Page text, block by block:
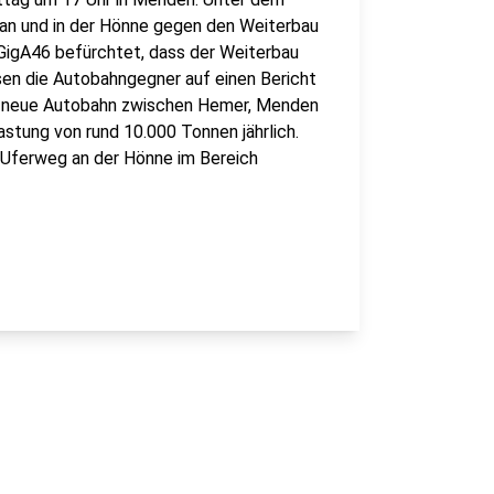
und in der Hönne gegen den Weiterbau
befürchtet, dass der Weiterbau
die Autobahngegner auf einen Bericht
Autobahn zwischen Hemer, Menden
von rund 10.000 Tonnen jährlich.
an der Hönne im Bereich